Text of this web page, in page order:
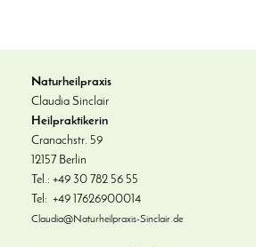
Naturheilpraxis
Claudia Sinclair
Heilpraktikerin
Cranachstr. 59
12157 Berlin
Tel.: +49 30 782 56 55
Tel: +49 17626900014
Claudia@Naturheilpraxis-Sinclair.de